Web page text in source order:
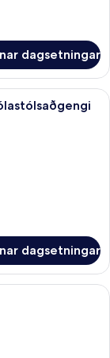
dagsetningar
bómull, rúmföt
dagsetningar
bómull, rúmföt